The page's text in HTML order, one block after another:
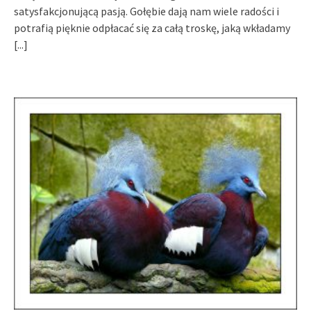
satysfakcjonującą pasją. Gołębie dają nam wiele radości i
potrafią pięknie odpłacać się za całą troskę, jaką wkładamy
[...]